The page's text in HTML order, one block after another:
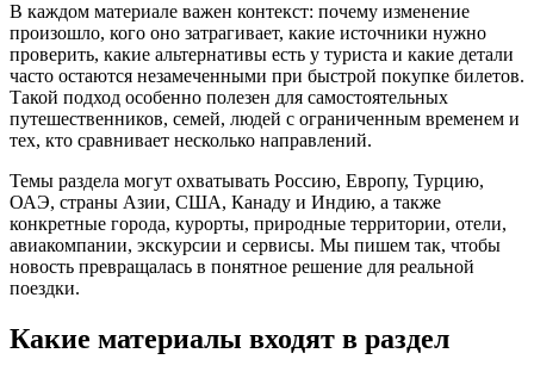
В каждом материале важен контекст: почему изменение
произошло, кого оно затрагивает, какие источники нужно
проверить, какие альтернативы есть у туриста и какие детали
часто остаются незамеченными при быстрой покупке билетов.
Такой подход особенно полезен для самостоятельных
путешественников, семей, людей с ограниченным временем и
тех, кто сравнивает несколько направлений.
Темы раздела могут охватывать Россию, Европу, Турцию,
ОАЭ, страны Азии, США, Канаду и Индию, а также
конкретные города, курорты, природные территории, отели,
авиакомпании, экскурсии и сервисы. Мы пишем так, чтобы
новость превращалась в понятное решение для реальной
поездки.
Какие материалы входят в раздел